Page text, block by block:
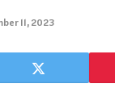
11, 2023